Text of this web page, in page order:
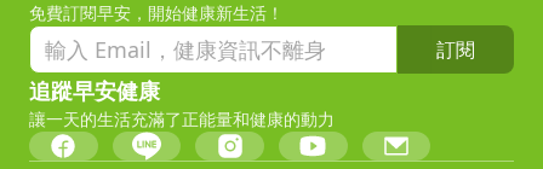
免費訂閱早安，開始健康新生活！
訂閱
追蹤早安健康
讓一天的生活充滿了正能量和健康的動力